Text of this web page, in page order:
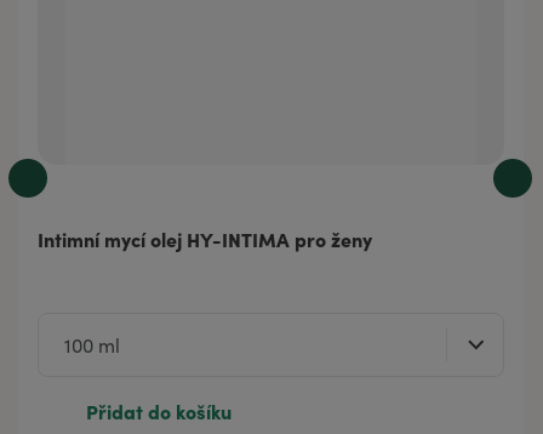
Intimní mycí olej HY-INTIMA pro ženy
Přidat do košíku